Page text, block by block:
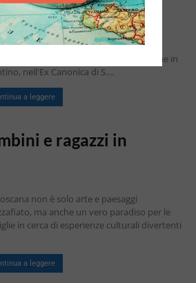
del mondo attraverso gli Strumenti
Popolari Il Museo degli Strumenti
Popolari , si trova a Roncegno Terme in
nell'Ex Canonica di S....
a leggere
e ragazzi in
non è solo arte e paesaggi
ma anche un vero paradiso per le
in cerca di esperienze culturali divertenti
a leggere